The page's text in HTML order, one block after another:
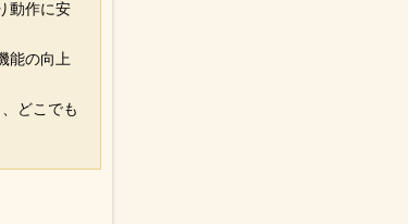
動作に安
能の向上
どこでも